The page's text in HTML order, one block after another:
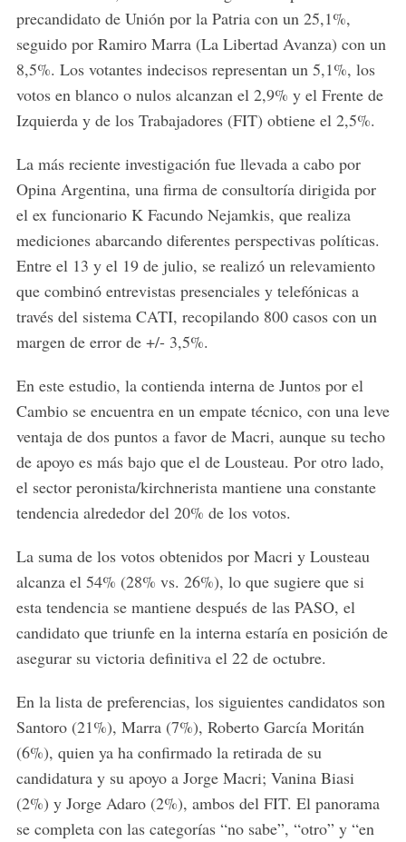
precandidato de Unión por la Patria con un 25,1%,
seguido por Ramiro Marra (La Libertad Avanza) con un
8,5%. Los votantes indecisos representan un 5,1%, los
votos en blanco o nulos alcanzan el 2,9% y el Frente de
Izquierda y de los Trabajadores (FIT) obtiene el 2,5%.
La más reciente investigación fue llevada a cabo por
Opina Argentina, una firma de consultoría dirigida por
el ex funcionario K Facundo Nejamkis, que realiza
mediciones abarcando diferentes perspectivas políticas.
Entre el 13 y el 19 de julio, se realizó un relevamiento
que combinó entrevistas presenciales y telefónicas a
través del sistema CATI, recopilando 800 casos con un
margen de error de +/- 3,5%.
En este estudio, la contienda interna de Juntos por el
Cambio se encuentra en un empate técnico, con una leve
ventaja de dos puntos a favor de Macri, aunque su techo
de apoyo es más bajo que el de Lousteau. Por otro lado,
el sector peronista/kirchnerista mantiene una constante
tendencia alrededor del 20% de los votos.
La suma de los votos obtenidos por Macri y Lousteau
alcanza el 54% (28% vs. 26%), lo que sugiere que si
esta tendencia se mantiene después de las PASO, el
candidato que triunfe en la interna estaría en posición de
asegurar su victoria definitiva el 22 de octubre.
En la lista de preferencias, los siguientes candidatos son
Santoro (21%), Marra (7%), Roberto García Moritán
(6%), quien ya ha confirmado la retirada de su
candidatura y su apoyo a Jorge Macri; Vanina Biasi
(2%) y Jorge Adaro (2%), ambos del FIT. El panorama
se completa con las categorías “no sabe”, “otro” y “en